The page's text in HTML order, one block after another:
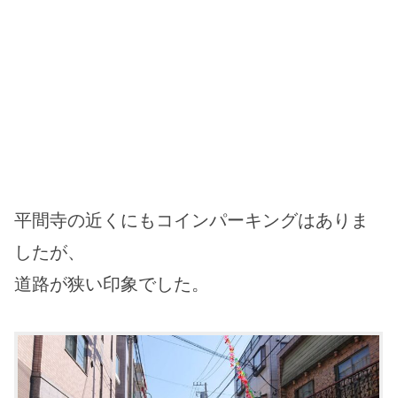
平間寺の近くにもコインパーキングはありま
したが、
道路が狭い印象でした。